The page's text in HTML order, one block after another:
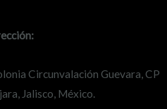
Circunvalación Guevara, CP
Jalisco, México.